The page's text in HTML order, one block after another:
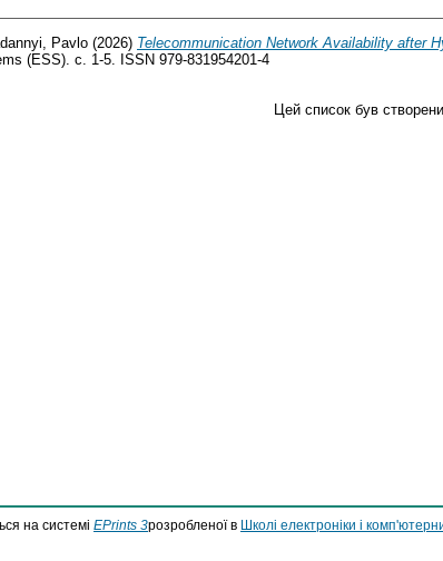
Pavlo (2026) Telecommunication Network Availability after
(ESS). с. 1-5. ISSN 979-831954201-4
Цей список був
на системі EPrints 3розробленої в Школі електроніки і